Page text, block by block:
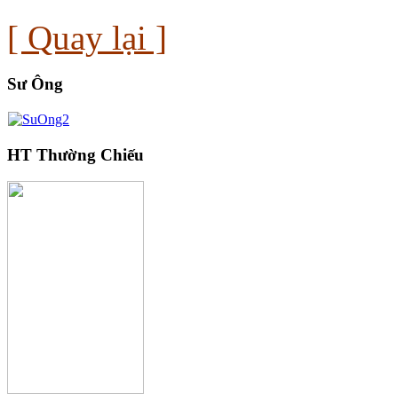
[ Quay lại ]
Sư Ông
HT Thường Chiếu